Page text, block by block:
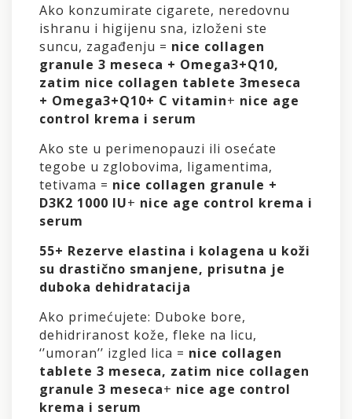
Ako konzumirate cigarete, neredovnu
ishranu i higijenu sna, izloženi ste
suncu, zagađenju = nice collagen
granule 3 meseca + Omega3+Q10,
zatim nice collagen tablete 3meseca
+ Omega3+Q10+ C vitamin+ nice age
control krema i serum
Ako ste u perimenopauzi ili osećate
tegobe u zglobovima, ligamentima,
tetivama = nice collagen granule +
D3K2 1000 IU+ nice age control krema i
serum
55+ Rezerve elastina i kolagena u koži
su drastično smanjene, prisutna je
duboka dehidratacija
Ako primećujete: Duboke bore,
dehidriranost kože, fleke na licu,
‘’umoran’’ izgled lica = nice collagen
tablete 3 meseca, zatim nice collagen
granule 3 meseca+ nice age control
krema i serum